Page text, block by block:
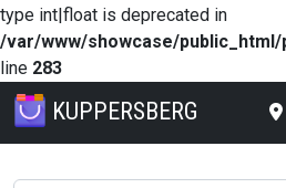
type int|float is deprecated in
/var/www/showcase/
line 283
KUPPERSBERG